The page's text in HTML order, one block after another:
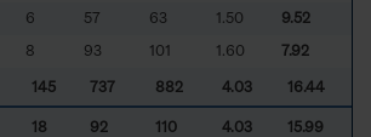
6 57 63 1.50
9.52
8 93 101 1.60 7.92
145 737 882 4.03 16.44
18 92 110 4.03
15.99